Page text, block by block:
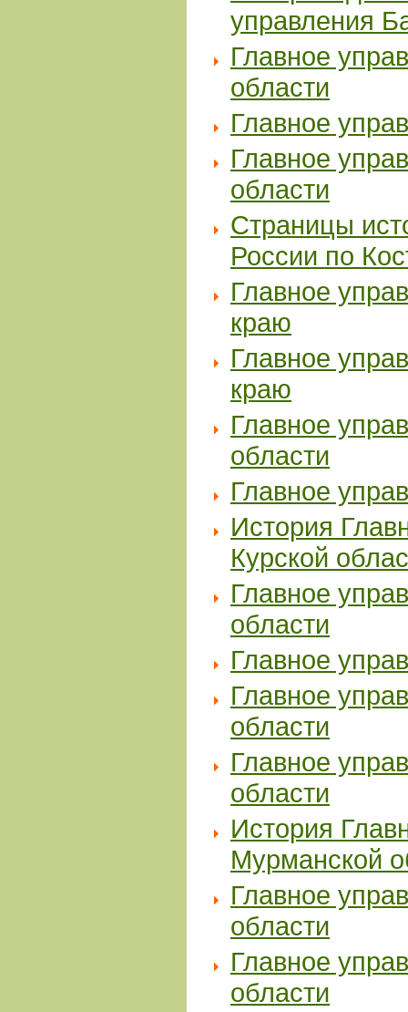
управления
Главное
области
Главное
Главное
области
Страницы
России по
Главное
краю
Главное
краю
Главное
области
Главное
История
Курской
Главное
области
Главное
Главное
области
Главное
области
История
Мурманской
Главное
области
Главное
области